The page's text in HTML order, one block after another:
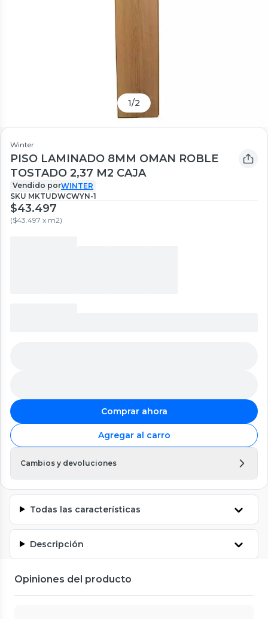
1/2
Winter
PISO LAMINADO 8MM OMAN ROBLE
TOSTADO 2,37 M2 CAJA
Vendido porWINTER
SKU MKTUDWCWYN-1
$43.497
($43.497 x m2)
Comprar ahora
Agregar al carro
Cambios y devoluciones
Todas las características
Descripción
Opiniones del producto